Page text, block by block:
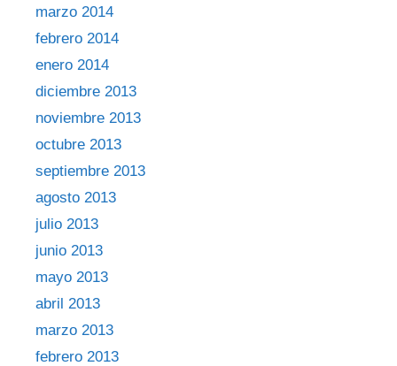
marzo 2014
febrero 2014
enero 2014
diciembre 2013
noviembre 2013
octubre 2013
septiembre 2013
agosto 2013
julio 2013
junio 2013
mayo 2013
abril 2013
marzo 2013
febrero 2013